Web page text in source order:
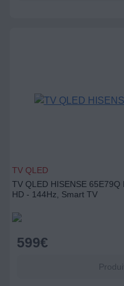
TV QLED
TV QLED HISENSE
HD - 144Hz, Smart TV
599€